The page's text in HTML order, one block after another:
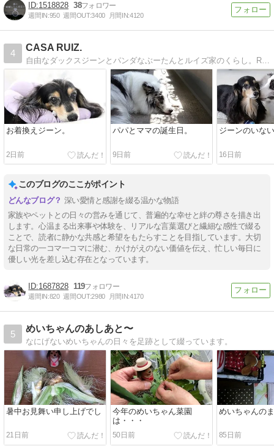
1518828 38
週間IN:950 週間OUT:3400 月間IN:4120
4
CASA RUIZ.
自由なダックスジーンとパンダなぶーたんとルイズ家のくらし。RUIZ.からお引越ししました。
お着換えジーン。
2日前
パパとママの誕生日。
9日前
ジーンのいな
16日前
このブログのここがポイント
深い愛情と感謝を綴る温かな物語
家族やペットとの日々の営みを通じて、普遍的な幸せと絆の尊さを描き出
します。心温まる出来事や体験を、リアルな言葉選びと繊細な感性で綴る
ことで、読者に静かな共感と希望をもたらすことを目指しています。大切
な日常の一コマ一コマに潜む、かけがえのない価値を伝え、忙しい毎日に
優しい光を差し込む存在となっています。
1687828 119
週間IN:820 週間OUT:2980 月間IN:4170
5
めいちゃんのあしあと〜
なにげないめいちゃんの日々を足跡として綴っています。
暑中お見舞い申し上げでし
21日前
今年のめいちゃん菜園
は・・・
50日前
めいちゃんの
85日前